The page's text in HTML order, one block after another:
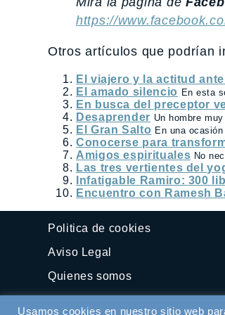
https://
Otros artículos que podrían
El viajero y la actitud
El amado silencio En esta
En busca del preceptor
Desaprender Un hombre
El Gran Salto En una
Conocerse para
Amigos espirituales No
Las tres vertientes del
Infatigable Ramiro: 300
Encuentro con Ramesh
Politica de cookies
Aviso Legal
Quienes somos
Usamos cookies en nuestro sitio web